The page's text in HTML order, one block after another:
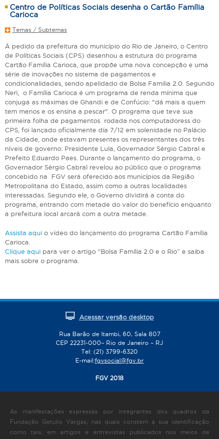
Centro de Políticas Sociais desenha o Cartão Família
Carioca
Temas / Subtemas
À pedido da prefeitura do município do Rio de Janeiro, o Centro
de Políticas Sociais (CPS) desenhou a estrutura do programa
Cartão Família Carioca, que propõe uma nova concepção e uma
série de inovações no sistema de pagamentos e
condicionalidades, sendo apelidado de Bolsa Familia 2.0. Segundo
Neri, o Família Carioca é um programa de renda mínima que
conjuga as máximas de Ghandi e de Confúcio: "dá mais a quem
tem menos e os ensina a pescar". O programa que teve sua
primeira folha de pagamentos rodada nos computadoress do
CPS, foi lançado oficialmente dia 7/12 em solenidade no Palácio
da Cidade, onde estavam presentes os representantes dos três
níveis de governo: Presidente Lula, Governador Sérgio Cabral e
Prefeito Eduardo Paes. Durante o lançamento do programa, o
Governador Sérgio Cabral revelou ao público que o programa
concebido na FGV será oferecido aos municípios da Região
Metropolitana do Estado, assim como a outras localidades
interessadas. Segundo ele, o Governo dividirá a conta do
programa, entrando com metade do valor do benefício enquanto
a prefeitura local arcará com a outra metade.
Assista aqui o vídeo do lançamento do programa Cartão Família
Carioca.
Clique aqui para ver o artigo “Bolsa Família 2.0 e o Rio” e saiba
mais sobre o programa.
Acessar versão desktop
Rua Barão de Itambi, 60, Sala 807
CEP 22231-000– Rio de Janeiro – RJ
Tel: (21) 3799-6320
E-mail:fgvsocial@fgv.br
FGV 2018
As manifestações expressas por integrantes dos quadros da
Fundação Getulio Vargas, nas quais constem a sua identificação
como tais, em artigos e entrevistas publicados nos meios de